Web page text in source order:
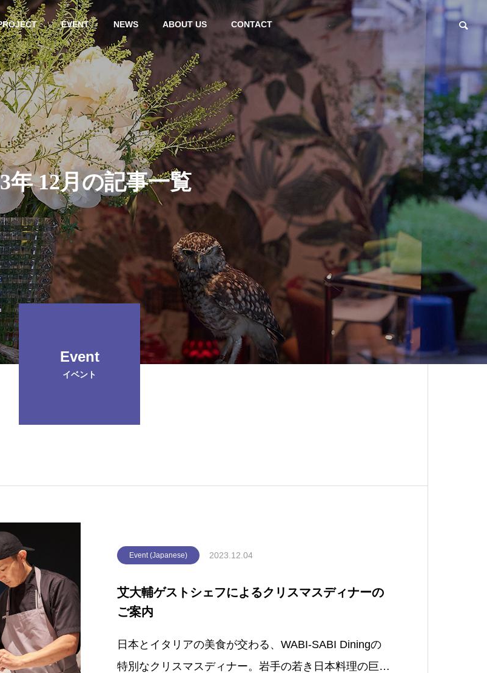
EVENT NEWS ABOUT US CONTACT
DESIGN & DEV
Design &
Development
STRATEGY PLAN
Promotion Strategy
Planning
SEMINAR
Seminars and
Attracting Customers
フによ
ーのご
Event (Japanese)
山下拓也ゲストシェフによ
るスペシャルディナー「淡
路島の恵み: ミシュランの
輝きと共に歩む美食の旅」
のご案内
Event (Japanese)
艾大輔ゲストシェフによる
クリスマスディナーのご案
内
Event
高山太郎ゲ
るスペシャ
HISTORY ACCESS
3年 12月の記事一覧
Event
イベント
Event (Japanese) 2023.12.04
艾大輔ゲストシェフによるクリスマスディナーの
ご案内
日本とイタリアの美食が交わる、WABI-SABI Diningの
特別なクリスマスディナー。岩手の若き日本料理の巨